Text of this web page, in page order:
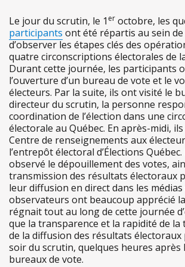
Le jour du scrutin, le 1 er octobre, les
participants ont été répartis au sein
d’observer les étapes clés des
quatre circonscriptions électorales de
Durant cette journée, les participants
l’ouverture d’un bureau de vote et le
électeurs. Par la suite, ils ont visité le
directeur du scrutin, la personne
coordination de l’élection dans une
électorale au Québec. En après-midi,
Centre de renseignements aux
l’entrepôt électoral d’Élections
observé le dépouillement des votes,
transmission des résultats électoraux
leur diffusion en direct dans les médias
observateurs ont beaucoup apprécié
régnait tout au long de cette journée
que la transparence et la rapidité de
de la diffusion des résultats
soir du scrutin, quelques heures après
bureaux de vote.